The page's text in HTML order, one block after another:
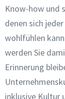
Know-how und
denen sich
wohlfühlen
werden Sie
Erinnerung
inklusive Kultur